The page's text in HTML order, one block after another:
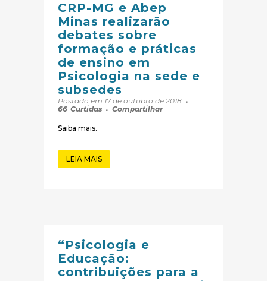
CRP-MG e Abep
Minas realizarão
debates sobre
formação e práticas
de ensino em
Psicologia na sede e
subsedes
Postado em 17 de outubro de 2018
66 Curtidas Compartilhar
Saiba mais.
LEIA MAIS
“Psicologia e
Educação:
contribuições para a